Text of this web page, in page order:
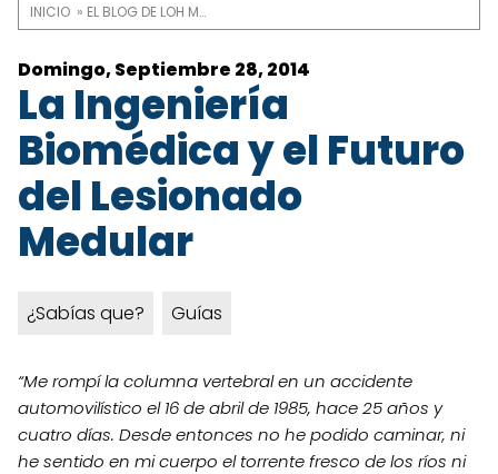
Ruta
de
navegación
INICIO EL BLOG DE LOH MEDICAL
Domingo, Septiembre 28, 2014
La Ingeniería
Biomédica y el Futuro
del Lesionado
Medular
¿Sabías que? Guías
“Me rompí la columna vertebral en un accidente
automovilístico el 16 de abril de 1985, hace 25 años y
cuatro días. Desde entonces no he podido caminar, ni
he sentido en mi cuerpo el torrente fresco de los ríos ni